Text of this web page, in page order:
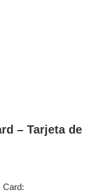
– Tarjeta de
Card: